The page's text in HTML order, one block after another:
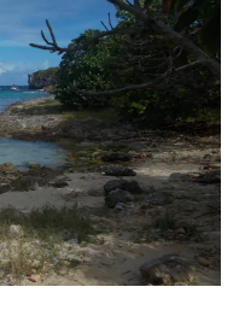
T
I
N